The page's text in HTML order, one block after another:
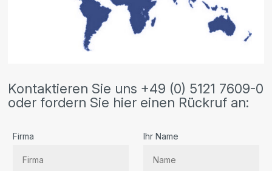
Kontaktieren Sie uns +49 (0) 5121 7609-0
oder fordern Sie hier einen Rückruf an:
Firma Ihr Name